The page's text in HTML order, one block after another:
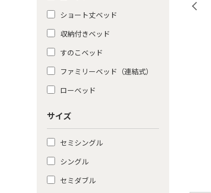
ショート丈ベッド
収納付きベッド
すのこベッド
ファミリーベッド（連結式）
ローベッド
サイズ
セミシングル
シングル
セミダブル